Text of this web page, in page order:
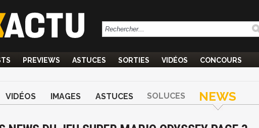
PREVIEWS ASTUCES SORTIES VIDÉOS CONCOURS
VIDÉOS IMAGES ASTUCES SOLUCES NEWS